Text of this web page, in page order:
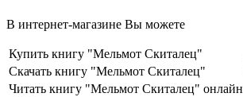
В интернет-магазине Вы можете
Купить книгу "Мельмот Скиталец"
Скачать книгу "Мельмот Скиталец"
Читать книгу "Мельмот Скиталец" онлайн